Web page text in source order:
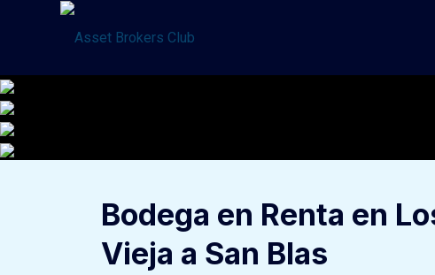
Bodega en Renta en
Vieja a San Blas